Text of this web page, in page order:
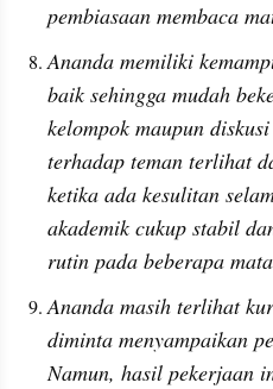
pembiasaan membaca
Ananda memiliki
baik sehingga mudah
kelompok maupun
terhadap teman terlihat
ketika ada kesulitan
akademik cukup stabil
rutin pada beberapa
Ananda masih terlihat
diminta menyampaikan
Namun, hasil pekerjaan